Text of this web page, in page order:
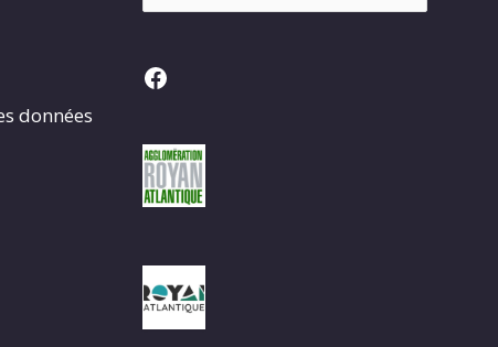
données
Facebook